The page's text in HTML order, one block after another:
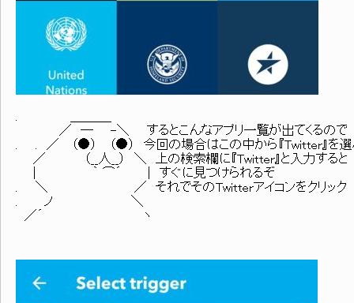
／ ― -＼ するとこんなアプリ一覧が出てくるので
. . ／ （●） （●） 今回の場合はこの中から『Twitter』を
／ （__人__） ＼ 上の検索欄に『Twitter』と入力すると
| ｀ ⌒´ | すぐに見つけられるぞ
. ＼ ／ それでそのTwitterアイコンをクリック
. ノ ＼
／´ ヽ